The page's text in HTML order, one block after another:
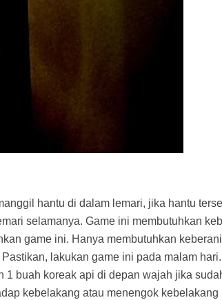
hantu di dalam lemari, jika hantu
selamanya. Game ini membutuhkan
game ini. Hanya membutuhkan
lakukan game ini pada malam
1 buah koreak api di depan wajah jika
kebelakang atau menengok kebelakang